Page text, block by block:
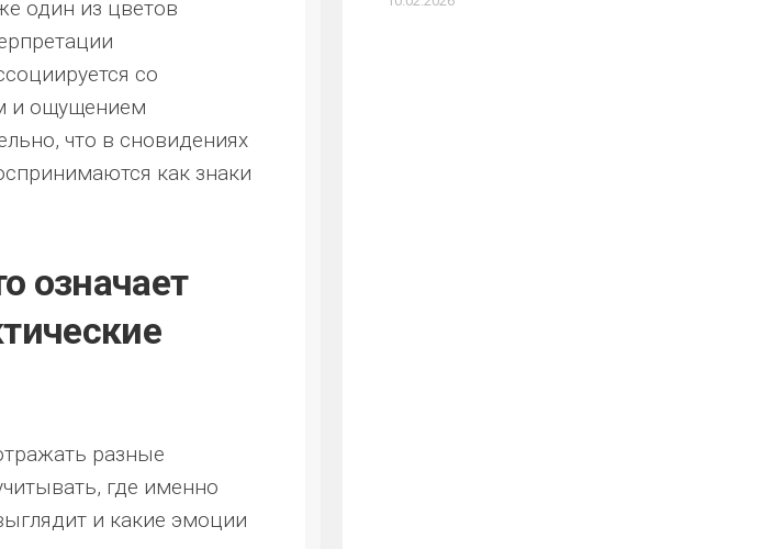
один из цветов
со
и ощущением
что в сновидениях
как знаки
означает
разные
где именно
и какие эмоции